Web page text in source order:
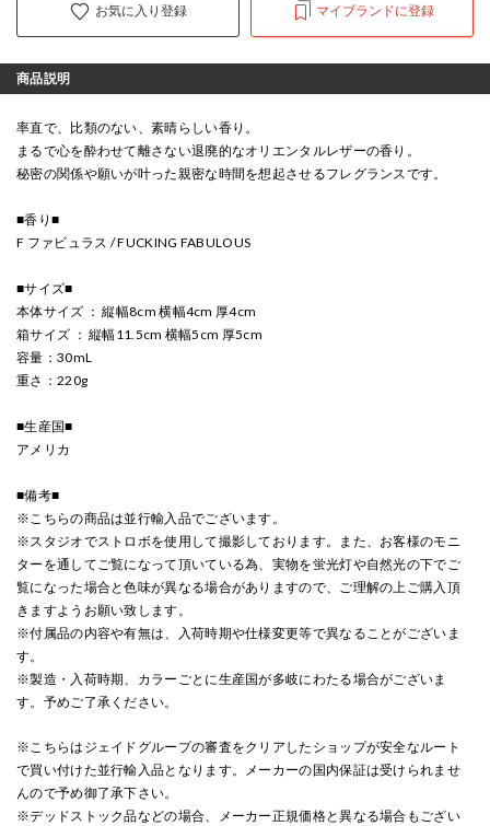
お気に入り登録 マイブランドに登録
商品説明
率直で、比類のない、素晴らしい香り。
まるで心を酔わせて離さない退廃的なオリエンタルレザーの香り。
秘密の関係や願いが叶った親密な時間を想起させるフレグランスです。
■香り■
F ファビュラス / FUCKING FABULOUS
■サイズ■
本体サイズ ： 縦幅8cm 横幅4cm 厚4cm
箱サイズ ： 縦幅11.5cm 横幅5cm 厚5cm
容量：30mL
重さ：220g
■生産国■
アメリカ
■備考■
※こちらの商品は並行輸入品でございます。
※スタジオでストロボを使用して撮影しております。また、お客様のモニ
ターを通してご覧になって頂いている為、実物を蛍光灯や自然光の下でご
覧になった場合と色味が異なる場合がありますので、ご理解の上ご購入頂
きますようお願い致します。
※付属品の内容や有無は、入荷時期や仕様変更等で異なることがございま
す。
※製造・入荷時期、カラーごとに生産国が多岐にわたる場合がございま
す。予めご了承ください。
※こちらはジェイドグループの審査をクリアしたショップが安全なルート
で買い付けた並行輸入品となります。メーカーの国内保証は受けられませ
んので予め御了承下さい。
※デッドストック品などの場合、メーカー正規価格と異なる場合もござい